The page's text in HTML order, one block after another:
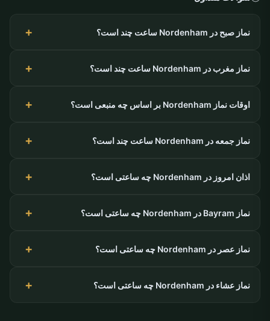
نماز صبح در Nordenham ساعت چند است؟
نماز مغرب در Nordenham ساعت چند است؟
اوقات نماز Nordenham بر اساس چه منبعی است؟
نماز جمعه در Nordenham ساعت چند است؟
اذان امروز در Nordenham چه ساعتی است؟
نماز Bayram در Nordenham چه ساعتی است؟
نماز عصر در Nordenham چه ساعتی است؟
نماز عشاء در Nordenham چه ساعتی است؟